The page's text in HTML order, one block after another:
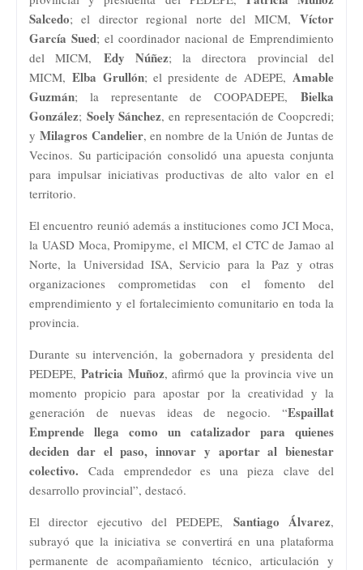
Salcedo; el director regional norte del MICM, Víctor
García Sued; el coordinador nacional de Emprendimiento
del MICM, Edy Núñez; la directora provincial del
MICM,Elba Grullón; el presidente de ADEPE, Amable
Guzmán; la representante de COOPADEPE, Bielka
González; Soely Sánchez, en representación de Coopcredi;
yMilagros Candelier, en nombre de la Unión de Juntas de
Vecinos. Su participación consolidó una apuesta conjunta
para impulsar iniciativas productivas de alto valor en el
territorio.
El encuentro reunió además a instituciones como JCI Moca,
la UASD Moca, Promipyme, el MICM, el CTC de Jamao al
Norte, la Universidad ISA, Servicio para la Paz y otras
organizaciones comprometidas con el fomento del
emprendimiento y el fortalecimiento comunitario en toda la
provincia.
Durante su intervención, la gobernadora y presidenta del
PEDEPE,Patricia Muñoz, afirmó que la provincia vive un
momento propicio para apostar por la creatividad y la
generación de nuevas ideas de negocio. “Espaillat
Emprende llega como un catalizador para quienes
deciden dar el paso, innovar y aportar al bienestar
colectivo. Cada emprendedor es una pieza clave del
desarrollo provincial”, destacó.
El director ejecutivo del PEDEPE, Santiago Álvarez,
subrayó que la iniciativa se convertirá en una plataforma
permanente de acompañamiento técnico, articulación y